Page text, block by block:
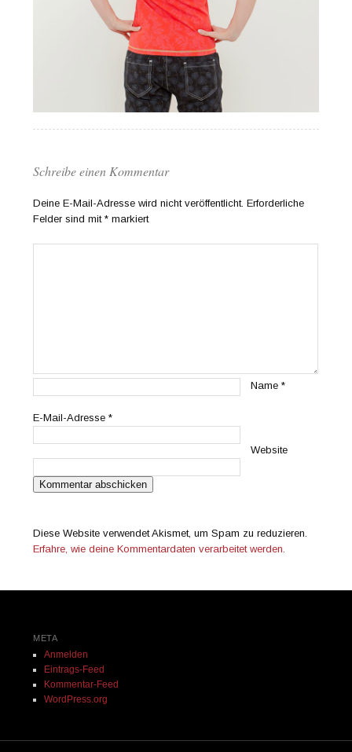
Schreibe einen Kommentar
Deine E-Mail-Adresse wird nicht veröffentlicht. Erforderliche
Felder sind mit* markiert
Name*
E-Mail-Adresse*
Website
Diese Website verwendet Akismet, um Spam zu reduzieren.
Erfahre, wie deine Kommentardaten verarbeitet werden.
META
Anmelden
Eintrags-Feed
Kommentar-Feed
WordPress.org